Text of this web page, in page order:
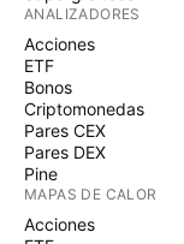
ANALIZADORES
Acciones
ETF
Bonos
Criptomonedas
Pares CEX
Pares DEX
Pine
MAPAS DE CALOR
Acciones